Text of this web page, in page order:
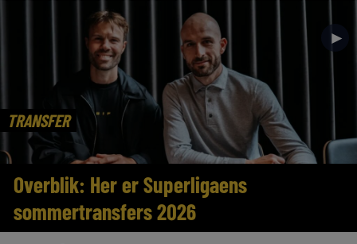
TRANSFER
►
Overblik: Her er Superligaens
sommertransfers 2026